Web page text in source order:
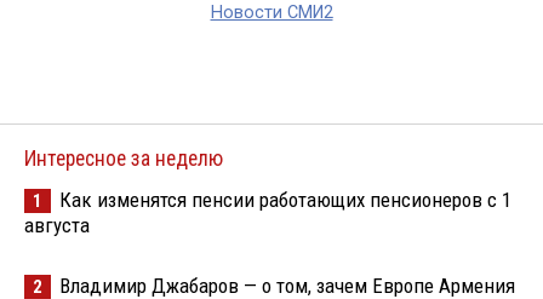
Новости СМИ2
Интересное за неделю
1
Как изменятся пенсии работающих пенсионеров с 1
августа
2 Владимир Джабаров — о том, зачем Европе Армения